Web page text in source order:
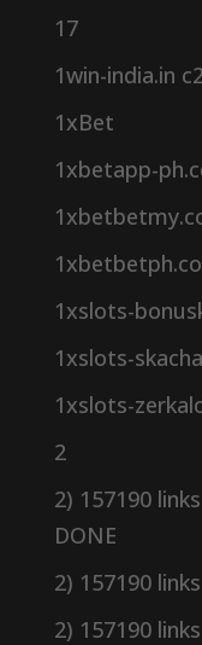
17
1win-india.in
1xBet
1xbetapp-
1xslots-
1xslots-
1xslots-
2
2) 157190
DONE
2) 157190
2) 157190